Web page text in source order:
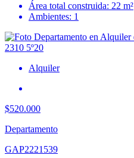
Área total construida: 22 m²
Ambientes: 1
Alquiler
$520.000
Departamento
GAP2221539